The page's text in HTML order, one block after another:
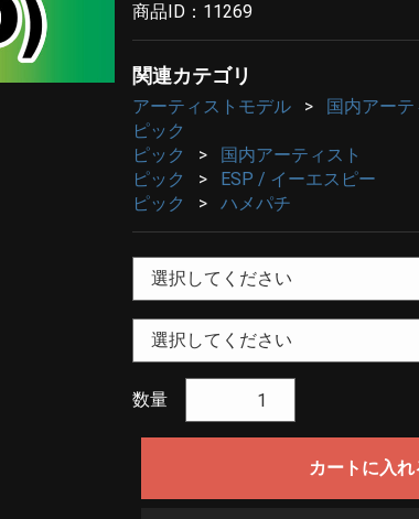
商品ID： 11269
関連カテゴリ
アーティストモデル 国内アーテ
ピック
ピック
国内アーティスト
ピック
ESP / イーエスピー
ピック
ハメパチ
数量
カートに入れ